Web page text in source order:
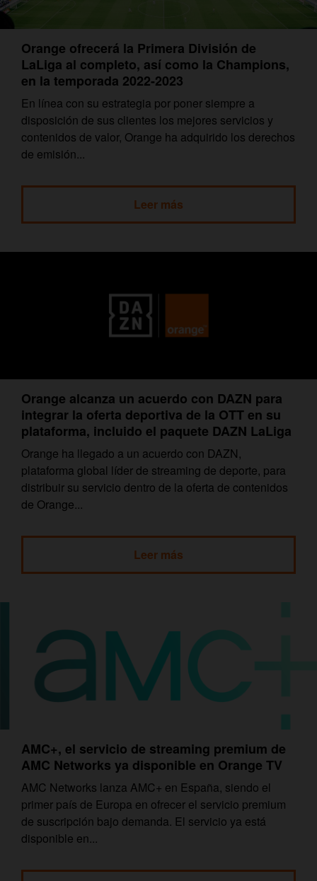
Orange ofrecerá la Primera División de
LaLiga al completo, así como la Champions,
en la temporada 2022-2023
En línea con su estrategia por poner siempre a
disposición de sus clientes los mejores servicios y
contenidos de valor, Orange ha adquirido los derechos
de emisión...
Leer más
Orange alcanza un acuerdo con DAZN para
integrar la oferta deportiva de la OTT en su
plataforma, incluido el paquete DAZN LaLiga
Orange ha llegado a un acuerdo con DAZN,
plataforma global líder de streaming de deporte, para
distribuir su servicio dentro de la oferta de contenidos
de Orange...
Leer más
AMC+, el servicio de streaming premium de
AMC Networks ya disponible en Orange TV
AMC Networks lanza AMC+ en España, siendo el
primer país de Europa en ofrecer el servicio premium
de suscripción bajo demanda. El servicio ya está
disponible en...